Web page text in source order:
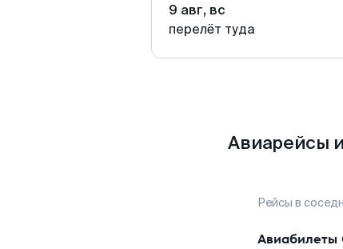
9 авг, вс
перелёт туда
Авиарейсы
Рейсы в
Авиабилеты